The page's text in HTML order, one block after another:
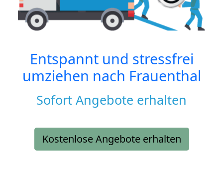
Entspannt und stressfrei
umziehen nach Frauenthal
Sofort Angebote erhalten
Kostenlose Angebote erhalten